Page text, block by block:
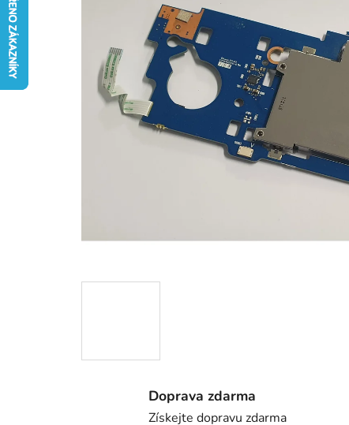
Doprava zdarma
Získejte dopravu zdarma